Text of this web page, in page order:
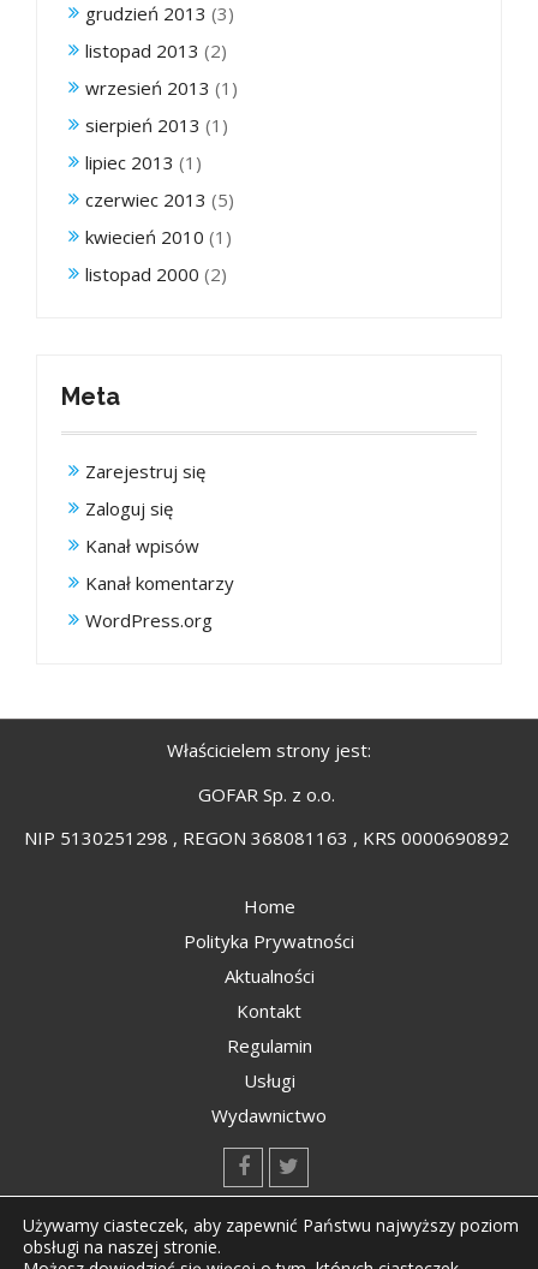
grudzień 2013 (3)
listopad 2013 (2)
wrzesień 2013 (1)
sierpień 2013 (1)
lipiec 2013 (1)
czerwiec 2013 (5)
kwiecień 2010 (1)
listopad 2000 (2)
Meta
Zarejestruj się
Zaloguj się
Kanał wpisów
Kanał komentarzy
WordPress.org
Właścicielem strony jest:
GOFAR Sp. z o.o.
NIP 5130251298 , REGON 368081163 , KRS 0000690892
Home
Polityka Prywatności
Aktualności
Kontakt
Regulamin
Usługi
Wydawnictwo
Używamy ciasteczek, aby zapewnić Państwu najwyższy poziom
obsługi na naszej stronie.